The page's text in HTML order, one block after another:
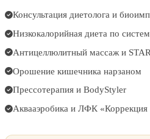
Консультация диетолога и
Низкокалорийная диета по
Антицеллюлитный массаж и
Орошение кишечника нарзаном
Прессотерапия и BodyStyler
Аквааэробика и ЛФК